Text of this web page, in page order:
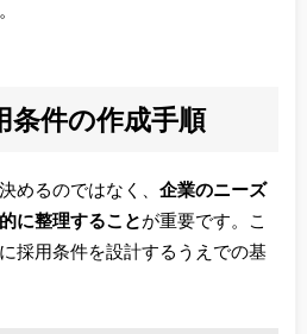
条件の作成手順
めるのではなく、 企業のニーズ
に整理することが重要です。こ
採用条件を設計するうえでの基